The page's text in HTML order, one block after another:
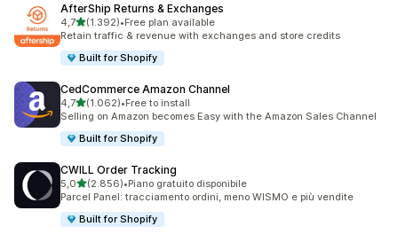
AfterShip Returns & Exchanges
4,7stelle su 5
(1.392)
1392 recensioni totali
•Free plan available
Retain traffic & revenue with exchanges and store credits
Built for Shopify
CedCommerce Amazon Channel
4,7stelle su 5
(1.062)
1062 recensioni totali
•Free to install
Selling on Amazon becomes Easy with the Amazon Sales Channel
Built for Shopify
CWILL Order Tracking
5,0stelle su 5
(2.856)
2856 recensioni totali
•Piano gratuito disponibile
Parcel Panel: tracciamento ordini, meno WISMO e più vendite
Built for Shopify